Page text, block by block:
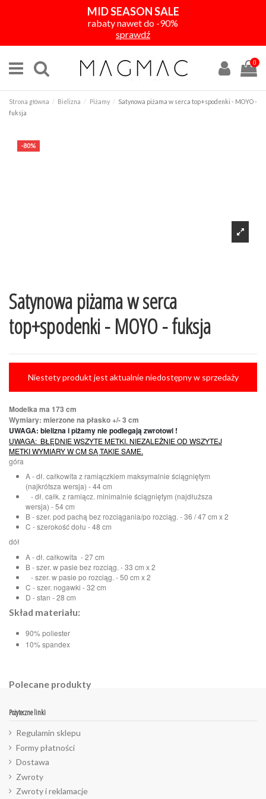
MID SEASON SALE
rabaty nawet do -90%
sprawdź
0
Strona główna Bielizna Piżamy
Satynowa piżama w serca top+spodenki - MOYO -
fuksja
-80%
Satynowa piżama w serca
top+spodenki - MOYO - fuksja
Niestety produkt jest aktualnie niedostępny w sprzedaży
Modelka ma 173 cm
Wymiary: mierzone na płasko +/- 3 cm
UWAGA: bielizna i piżamy nie podlegają zwrotowi !
UWAGA: BŁĘDNIE WSZYTE METKI. NIEZALEŻNIE OD WSZYTEJ
METKI WYMIARY W CM SĄ TAKIE SAME.
góra
A - dł. całkowita z ramiączkiem maksymalnie ściągniętym
(najkrótsza wersja) - 44 cm
- dł. całk. z ramiącz. minimalnie ściągniętym (najdłuższa
wersja) - 54 cm
B - szer. pod pachą bez rozciągania/po rozciąg. - 36 / 47 cm x 2
C - szerokość dołu - 48 cm
dół
A - dł. całkowita - 27 cm
B - szer. w pasie bez rozciąg. - 33 cm x 2
- szer. w pasie po rozciąg. - 50 cm x 2
C - szer. nogawki - 32 cm
D - stan - 28 cm
Skład materiału:
90% poliester
10% spandex
Polecane produkty
Pożyteczne linki
Regulamin sklepu
Formy płatności
Dostawa
Zwroty
Zwroty i reklamacje